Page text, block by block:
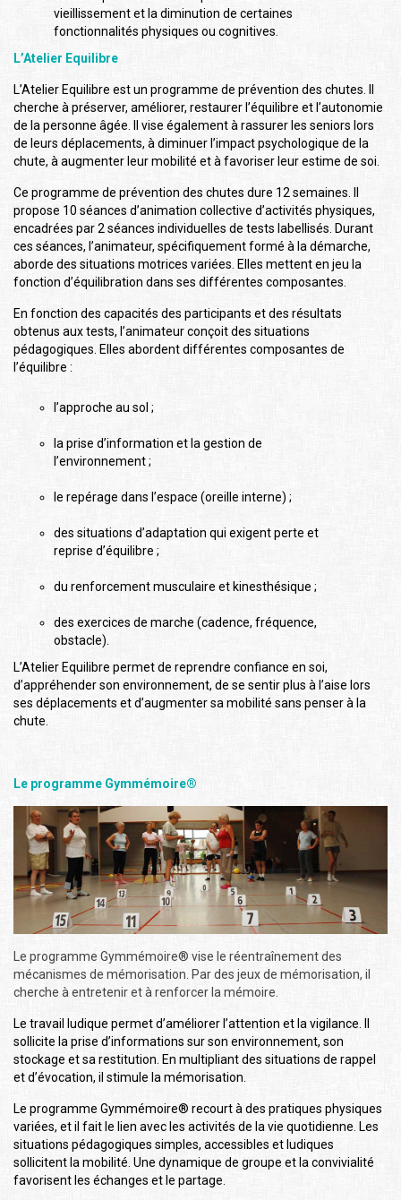
vieillissement et la diminution de certaines
fonctionnalités physiques ou cognitives.
L’Atelier Equilibre
L’Atelier Equilibre est un programme de prévention des chutes. Il
cherche à préserver, améliorer, restaurer l’équilibre et l’autonomie
de la personne âgée. Il vise également à rassurer les seniors lors
de leurs déplacements, à diminuer l’impact psychologique de la
chute, à augmenter leur mobilité et à favoriser leur estime de soi.
Ce programme de prévention des chutes dure 12 semaines. Il
propose 10 séances d’animation collective d’activités physiques,
encadrées par 2 séances individuelles de tests labellisés. Durant
ces séances, l’animateur, spécifiquement formé à la démarche,
aborde des situations motrices variées. Elles mettent en jeu la
fonction d’équilibration dans ses différentes composantes.
En fonction des capacités des participants et des résultats
obtenus aux tests, l’animateur conçoit des situations
pédagogiques. Elles abordent différentes composantes de
l’équilibre :
l’approche au sol ;
la prise d’information et la gestion de
l’environnement ;
le repérage dans l’espace (oreille interne) ;
des situations d’adaptation qui exigent perte et
reprise d’équilibre ;
du renforcement musculaire et kinesthésique ;
des exercices de marche (cadence, fréquence,
obstacle).
L’Atelier Equilibre permet de reprendre confiance en soi,
d’appréhender son environnement, de se sentir plus à l’aise lors
ses déplacements et d’augmenter sa mobilité sans penser à la
chute.
Le programme Gymmémoire®
Le programme Gymmémoire® vise le réentraînement des
mécanismes de mémorisation. Par des jeux de mémorisation, il
cherche à entretenir et à renforcer la mémoire.
Le travail ludique permet d’améliorer l’attention et la vigilance. Il
sollicite la prise d’informations sur son environnement, son
stockage et sa restitution. En multipliant des situations de rappel
et d’évocation, il stimule la mémorisation.
Le programme Gymmémoire® recourt à des pratiques physiques
variées, et il fait le lien avec les activités de la vie quotidienne. Les
situations pédagogiques simples, accessibles et ludiques
sollicitent la mobilité. Une dynamique de groupe et la convivialité
favorisent les échanges et le partage.